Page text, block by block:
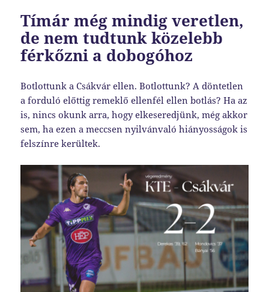
Tímár még mindig veretlen,
de nem tudtunk közelebb
férkőzni a dobogóhoz
Botlottunk a Csákvár ellen. Botlottunk? A döntetlen
a forduló előttig remeklő ellenfél ellen botlás? Ha az
is, nincs okunk arra, hogy elkeseredjünk, még akkor
sem, ha ezen a meccsen nyilvánvaló hiányosságok is
felszínre kerültek.